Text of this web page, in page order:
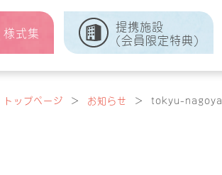
様式集
提携施設
(会員限定特典)
トップページ ＞ お知らせ ＞ tokyu-nagoya